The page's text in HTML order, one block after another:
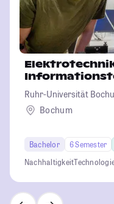
Ruhr-Universität
Bochum
Bachelor 6 Semester
Nachhaltigkeit